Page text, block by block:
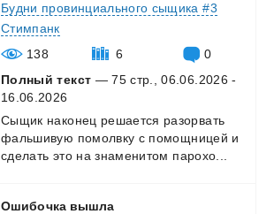
Будни провинциального сыщика #3
Стимпанк
138
6
0
Полный текст — 75 стр., 06.06.2026 -
16.06.2026
Сыщик наконец решается разорвать
фальшивую помолвку с помощницей и
сделать это на знаменитом парохо...
Ошибочка вышла